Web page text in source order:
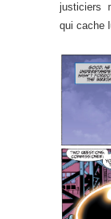
justiciers
qui cache